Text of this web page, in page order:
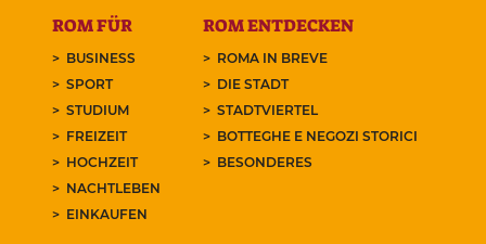
ROM FÜR
BUSINESS
SPORT
STUDIUM
FREIZEIT
HOCHZEIT
NACHTLEBEN
EINKAUFEN
ROM ENTDECKEN
ROMA IN BREVE
DIE STADT
STADTVIERTEL
BOTTEGHE E NEGOZI STORICI
BESONDERES